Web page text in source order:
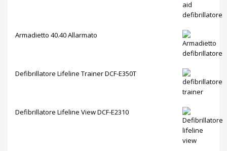
Armadietto 40.40 Allarmato
Defibrillatore Lifeline Trainer DCF-E350T
Defibrillatore Lifeline View DCF-E2310